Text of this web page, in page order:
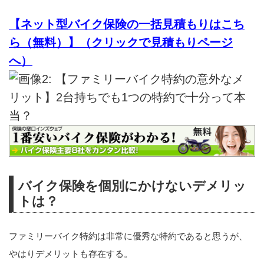
【ネット型バイク保険の一括見積もりはこち
ら（無料）】（クリックで見積もりページ
へ）
バイク保険を個別にかけないデメリッ
トは？
ファミリーバイク特約は非常に優秀な特約であると思うが、
やはりデメリットも存在する。